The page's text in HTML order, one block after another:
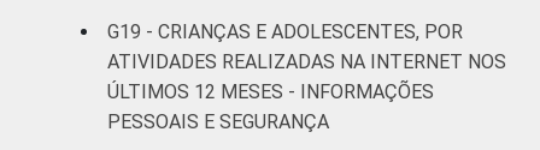
G19 - CRIANÇAS E ADOLESCENTES, POR
ATIVIDADES REALIZADAS NA INTERNET NOS
ÚLTIMOS 12 MESES - INFORMAÇÕES
PESSOAIS E SEGURANÇA